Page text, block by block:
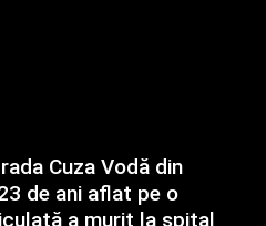
Cuza Vodă din
de ani aflat pe o
a murit la spital